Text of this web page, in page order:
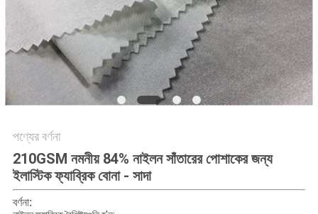
সাইট
ম্যাপ
PRIVACY
POLICY
পণ্যের বর্ণনা
210GSM নমনীয় 84% নাইলন সাঁতারের পোশাকের জন্য
ইলাস্টিক ফ্যাব্রিক বোনা - সাদা
বর্ণনা: